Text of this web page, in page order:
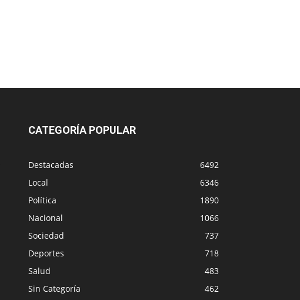
CATEGORÍA POPULAR
Destacadas
6492
Local
6346
Política
1890
Nacional
1066
Sociedad
737
Deportes
718
Salud
483
Sin Categoría
462